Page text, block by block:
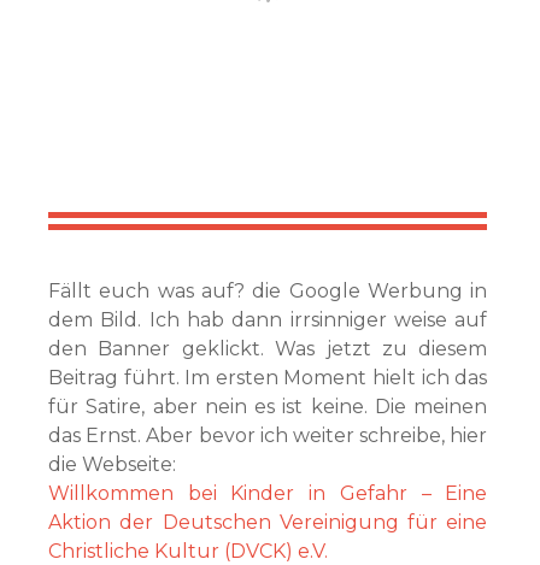
Fällt euch was auf? die Google Werbung in
dem Bild. Ich hab dann irrsinniger weise auf
den Banner geklickt. Was jetzt zu diesem
Beitrag führt. Im ersten Moment hielt ich das
für Satire, aber nein es ist keine. Die meinen
das Ernst. Aber bevor ich weiter schreibe, hier
die Webseite:
Willkommen bei Kinder in Gefahr – Eine
Aktion der Deutschen Vereinigung für eine
Christliche Kultur (DVCK) e.V.